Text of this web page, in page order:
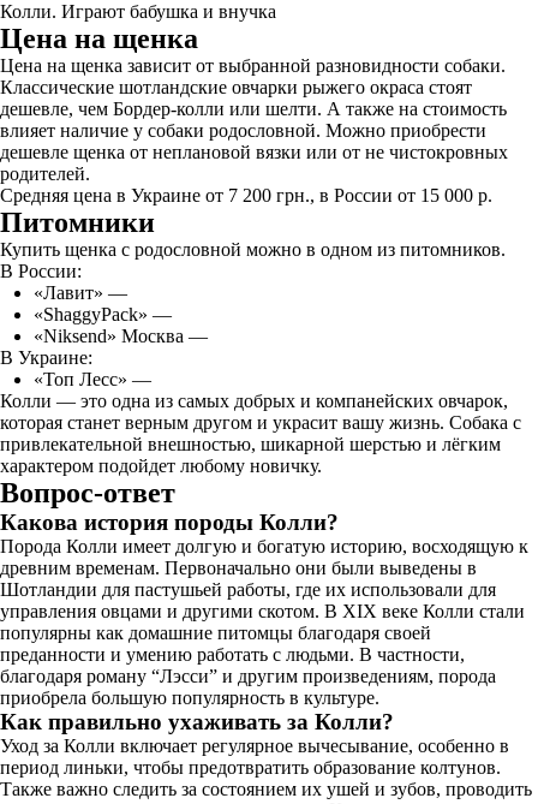
Колли. Играют бабушка и внучка
Цена на щенка
Цена на щенка зависит от выбранной разновидности собаки.
Классические шотландские овчарки рыжего окраса стоят
дешевле, чем Бордер-колли или шелти. А также на стоимость
влияет наличие у собаки родословной. Можно приобрести
дешевле щенка от неплановой вязки или от не чистокровных
родителей.
Средняя цена в Украине от 7 200 грн., в России от 15 000 р.
Питомники
Купить щенка с родословной можно в одном из питомников.
В России:
«Лавит» —
«ShaggyPack» —
«Niksend» Москва —
В Украине:
«Топ Лесс» —
Колли — это одна из самых добрых и компанейских овчарок,
которая станет верным другом и украсит вашу жизнь. Собака с
привлекательной внешностью, шикарной шерстью и лёгким
характером подойдет любому новичку.
Вопрос-ответ
Какова история породы Колли?
Порода Колли имеет долгую и богатую историю, восходящую к
древним временам. Первоначально они были выведены в
Шотландии для пастушьей работы, где их использовали для
управления овцами и другими скотом. В XIX веке Колли стали
популярны как домашние питомцы благодаря своей
преданности и умению работать с людьми. В частности,
благодаря роману “Лэсси” и другим произведениям, порода
приобрела большую популярность в культуре.
Как правильно ухаживать за Колли?
Уход за Колли включает регулярное вычесывание, особенно в
период линьки, чтобы предотвратить образование колтунов.
Также важно следить за состоянием их ушей и зубов, проводить